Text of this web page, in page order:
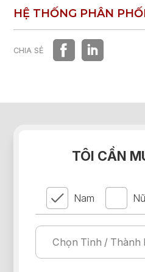
TRẢI NGHIỆM NHANH
HỆ THỐNG PHÂN
HỆ THỐNG PHÂN PHỐI
CHIA SẺ
TÔI CẦN
Nam